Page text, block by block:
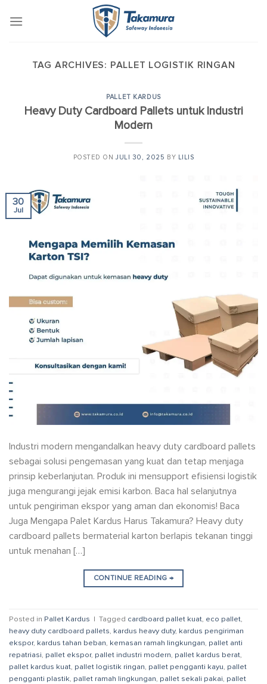
TAG ARCHIVES: PALLET LOGISTIK RINGAN
PALLET KARDUS
Heavy Duty Cardboard Pallets untuk Industri
Modern
POSTED ONJULI 30, 2025 BY LILIS
30
Jul
Industri modern mengandalkan heavy duty cardboard pallets
sebagai solusi pengemasan yang kuat dan tetap menjaga
prinsip keberlanjutan. Produk ini mensupport efisiensi logistik
juga mengurangi jejak emisi karbon. Baca hal selanjutnya
untuk pengiriman ekspor yang aman dan ekonomis! Baca
Juga Mengapa Palet Kardus Harus Takamura? Heavy duty
cardboard pallets bermaterial karton berlapis tekanan tinggi
untuk menahan […]
CONTINUE READING →
Posted in Pallet Kardus | Tagged cardboard pallet kuat, eco pallet,
heavy duty cardboard pallets, kardus heavy duty, kardus pengiriman
ekspor, kardus tahan beban, kemasan ramah lingkungan, pallet anti
repatriasi, pallet ekspor, pallet industri modern, pallet kardus berat,
pallet kardus kuat, pallet logistik ringan, pallet pengganti kayu, pallet
pengganti plastik, pallet ramah lingkungan, pallet sekali pakai, pallet